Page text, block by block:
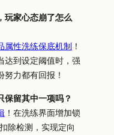
玩家心态崩了怎么
属性洗练保底机制 ！
达到设定阈值时，强
努力都有回报！
保留其中一项吗？
！在洗练界面增加锁
除检测，实现定向